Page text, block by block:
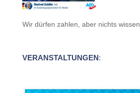
Wir dürfen zahlen, aber nichts wissen
VERANSTALTUNGEN: